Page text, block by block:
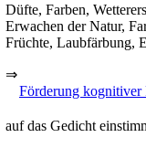
Düfte, Farben,
Erwachen der Natur,
Früchte, Laubfärbung,
⇒
Förderung kognitiver
auf das Gedicht